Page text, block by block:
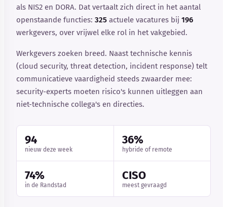
als NIS2 en DORA. Dat vertaalt zich direct in het aantal
openstaande functies: 325 actuele vacatures bij 196
werkgevers, over vrijwel elke rol in het vakgebied.
Werkgevers zoeken breed. Naast technische kennis
(cloud security, threat detection, incident response) telt
communicatieve vaardigheid steeds zwaarder mee:
security-experts moeten risico's kunnen uitleggen aan
niet-technische collega's en directies.
94
nieuw deze week
36%
hybride of remote
74%
in de Randstad
CISO
meest gevraagd